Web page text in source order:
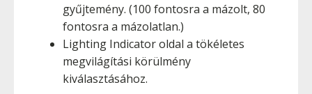
gyűjtemény. (100 fontosra a mázolt, 80
fontosra a mázolatlan.)
Lighting Indicator oldal a tökéletes
megvilágítási körülmény
kiválasztásához.